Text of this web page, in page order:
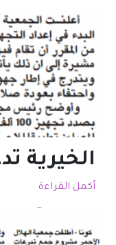
الخيرية
أكمل القراءة